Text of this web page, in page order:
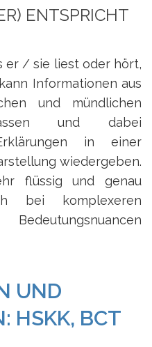
ENTSPRICHT
er / sie liest oder hört,
Informationen aus
und mündlichen
und dabei
in einer
wiedergeben.
flüssig und genau
bei komplexeren
UND
HSKK, BCT